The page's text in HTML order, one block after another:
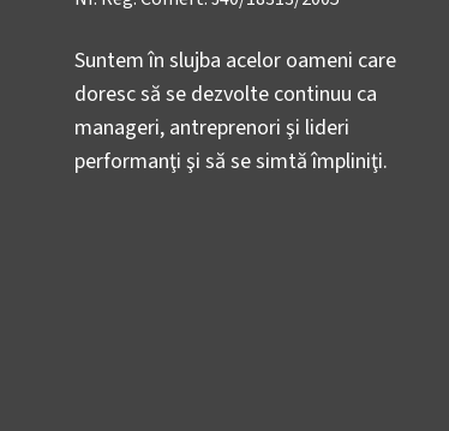
Suntem în slujba acelor oameni care
doresc să se dezvolte continuu ca
manageri, antreprenori şi lideri
performanţi şi să se simtă împliniţi.